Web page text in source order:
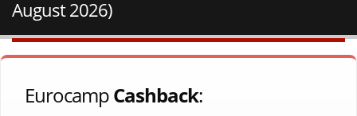
August 2026)
EurocampCashback: